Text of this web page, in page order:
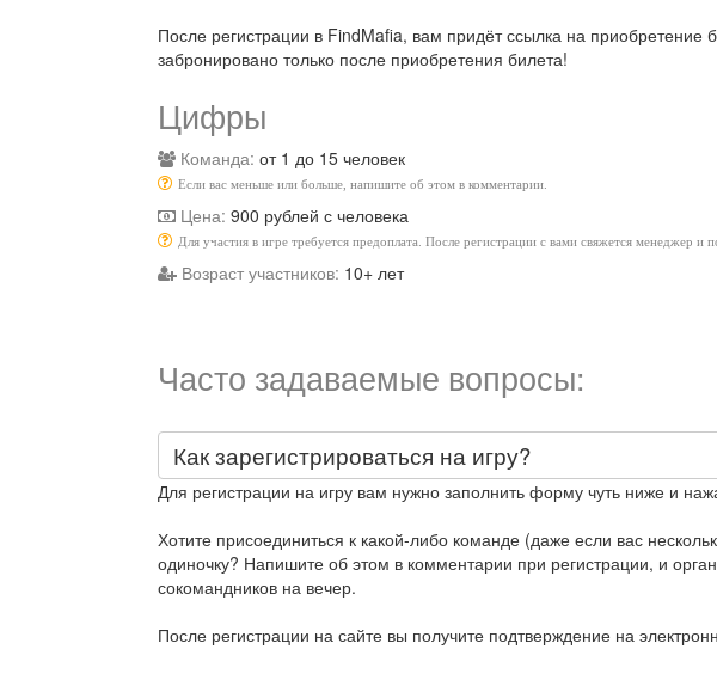
После регистрации в FindMafia, вам придёт ссылка на приобретение
забронировано только после приобретения билета!
Цифры
Команда: от 1 до 15 человек
Если вас меньше или больше, напишите об этом в комментарии.
Цена: 900 рублей с человека
Для участия в игре требуется предоплата. После регистрации с вами свяжется менеджер и
Возраст участников: 10+ лет
Часто задаваемые вопросы:
Как зарегистрироваться на игру?
Для регистрации на игру вам нужно заполнить форму чуть ниже и
Хотите присоединиться к какой-либо команде (даже если вас
одиночку? Напишите об этом в комментарии при регистрации, и
сокомандников на вечер.
После регистрации на сайте вы получите подтверждение на